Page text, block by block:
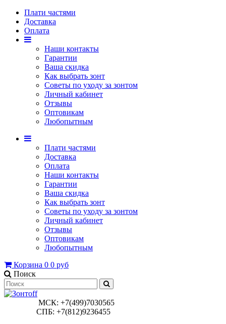
Плати частями
Доставка
Оплата
Наши контакты
Гарантии
Ваша скидка
Как выбрать зонт
Советы по уходу за зонтом
Личный кабинет
Отзывы
Оптовикам
Любопытным
Плати частями
Доставка
Оплата
Наши контакты
Гарантии
Ваша скидка
Как выбрать зонт
Советы по уходу за зонтом
Личный кабинет
Отзывы
Оптовикам
Любопытным
Корзина 0 0 руб
Поиск
МСК: +7(499)7030565
СПБ: +7(812)9236455